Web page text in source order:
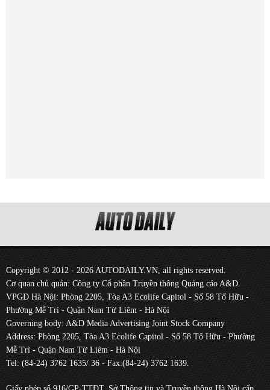
Copyright © 2012 - 2026 AUTODAILY.VN, all rights reserved.
Cơ quan chủ quản: Công ty Cổ phần Truyền thông Quảng cáo A&D.
VPGD Hà Nội: Phòng 2205, Tòa A3 Ecolife Capitol - Số 58 Tố Hữu -
Phường Mễ Trì - Quận Nam Từ Liêm - Hà Nội
Governing body: A&D Media Advertising Joint Stock Company
Address: Phòng 2205, Tòa A3 Ecolife Capitol - Số 58 Tố Hữu - Phường
Mễ Trì - Quận Nam Từ Liêm - Hà Nội
Tel: (84-24) 3762 1635/ 36 - Fax:(84-24) 3762 1639.